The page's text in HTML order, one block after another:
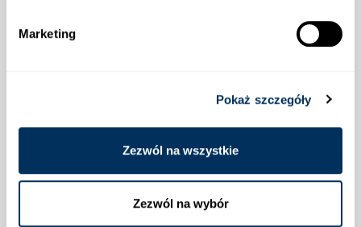
Marketing
Pokaż szczegóły
Zezwól na wszystkie
Zezwól na wybór